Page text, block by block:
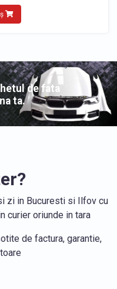
de fata
ta.
zi in Bucuresti si Ilfov cu
curier oriunde in tara
de factura, garantie,